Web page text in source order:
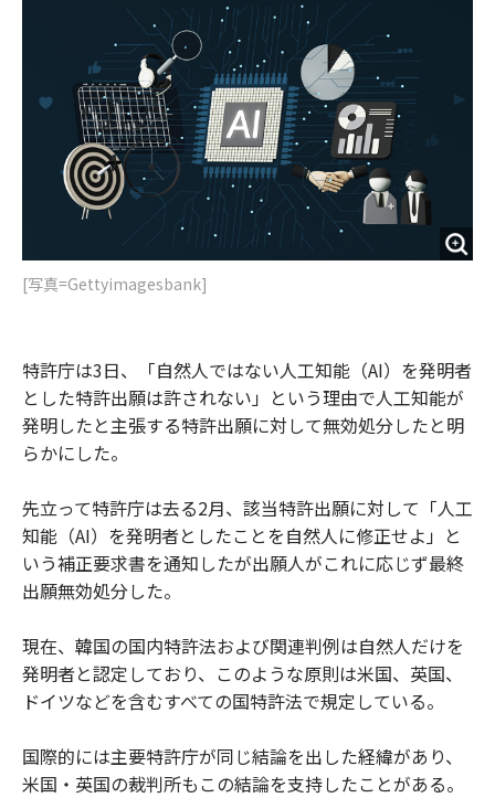
[写真=Gettyimagesbank]
特許庁は3日、「自然人ではない人工知能（AI）を発明者
とした特許出願は許されない」という理由で人工知能が
発明したと主張する特許出願に対して無効処分したと明
らかにした。
先立って特許庁は去る2月、該当特許出願に対して「人工
知能（AI）を発明者としたことを自然人に修正せよ」と
いう補正要求書を通知したが出願人がこれに応じず最終
出願無効処分した。
現在、韓国の国内特許法および関連判例は自然人だけを
発明者と認定しており、このような原則は米国、英国、
ドイツなどを含むすべての国特許法で規定している。
国際的には主要特許庁が同じ結論を出した経緯があり、
米国・英国の裁判所もこの結論を支持したことがある。